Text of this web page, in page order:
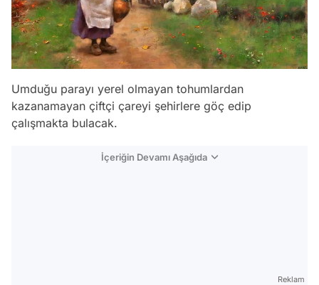
Umduğu parayı yerel olmayan tohumlardan
kazanamayan çiftçi çareyi şehirlere göç edip
çalışmakta bulacak.
İçeriğin Devamı Aşağıda
Reklam